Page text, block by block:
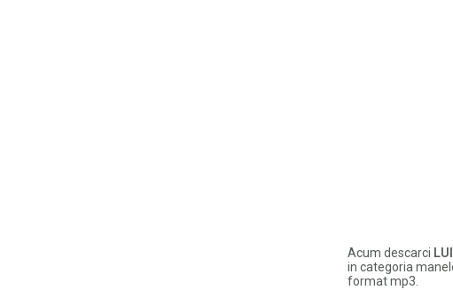
Acum descarci
in categoria
format mp3.